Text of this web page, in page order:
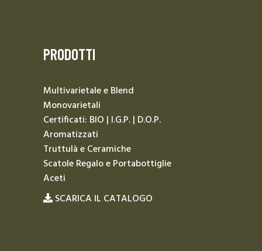
PRODOTTI
Multivarietale e Blend
Monovarietali
Certificati: BIO | I.G.P. | D.O.P.
Aromatizzati
Truttulà e Ceramiche
Scatole Regalo e Portabottiglie
Aceti
SCARICA IL CATALOGO